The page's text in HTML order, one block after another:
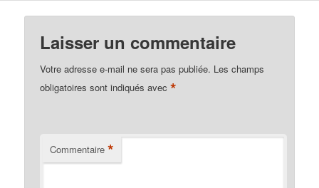
Laisser un commentaire
Votre adresse e-mail ne sera pas publiée. Les champs
obligatoires sont indiqués avec*
Commentaire *